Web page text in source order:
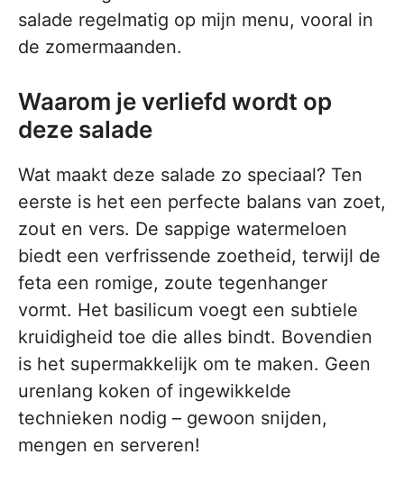
salade regelmatig op mijn menu, vooral in
de zomermaanden.
Waarom je verliefd wordt op
deze salade
Wat maakt deze salade zo speciaal? Ten
eerste is het een perfecte balans van zoet,
zout en vers. De sappige watermeloen
biedt een verfrissende zoetheid, terwijl de
feta een romige, zoute tegenhanger
vormt. Het basilicum voegt een subtiele
kruidigheid toe die alles bindt. Bovendien
is het supermakkelijk om te maken. Geen
urenlang koken of ingewikkelde
technieken nodig – gewoon snijden,
mengen en serveren!